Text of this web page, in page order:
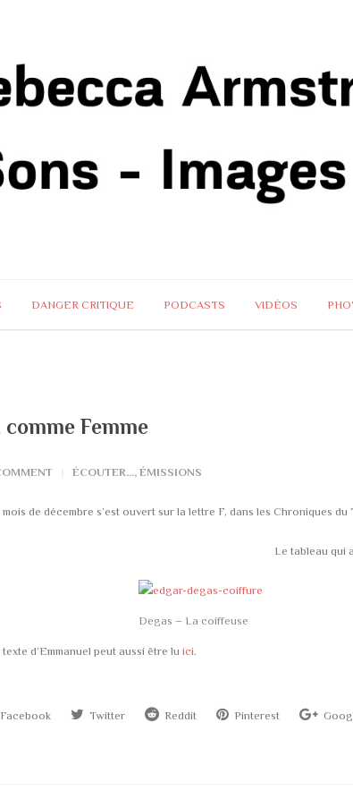
DANGER CRITIQUE PODCASTS VIDÉOS
comme Femme
ÉCOUTER..., ÉMISSIONS
de décembre s’est ouvert sur la lettre F, dans les Chroniques
Le tableau qui
Degas – La coiffeuse
d’Emmanuel peut aussi être lu ici.
Twitter Reddit Pinterest